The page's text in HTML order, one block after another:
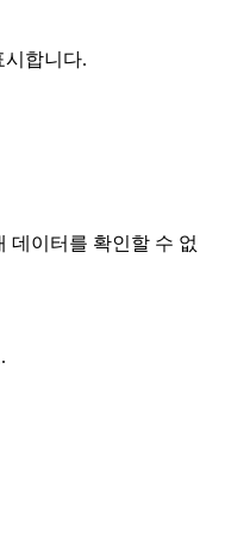
시합니다.
데이터를 확인할 수 없